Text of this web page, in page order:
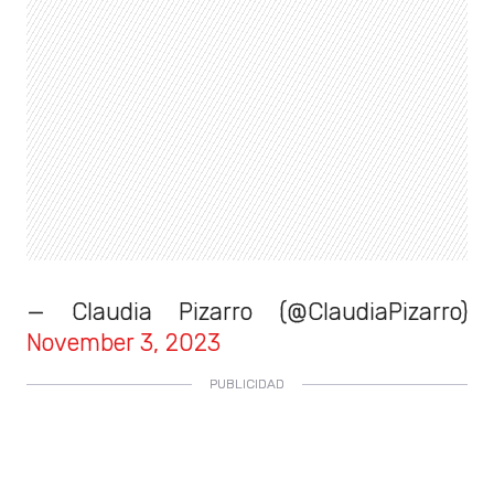
— Claudia Pizarro (@ClaudiaPizarro)
November 3, 2023